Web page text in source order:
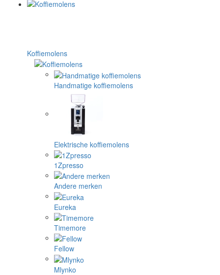
Koffiemolens
Handmatige koffiemolens
Elektrische koffiemolens
1Zpresso
Andere merken
Eureka
Timemore
Fellow
Mlynko